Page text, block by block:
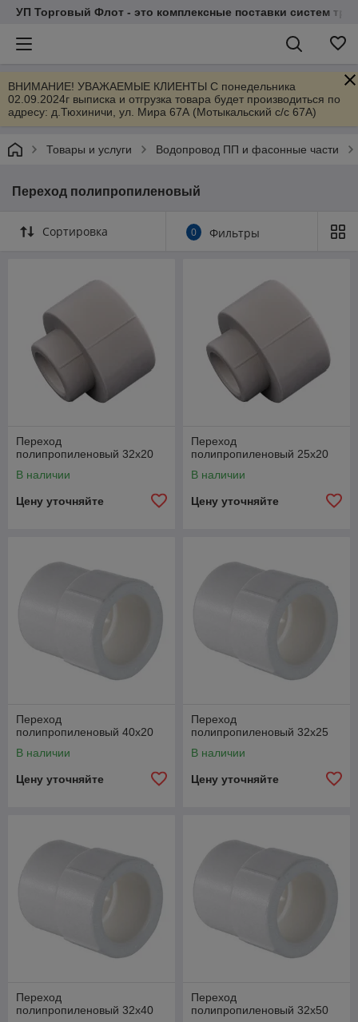
УП Торговый Флот - это комплексные поставки систем
ВНИМАНИЕ! УВАЖАЕМЫЕ КЛИЕНТЫ С понедельника
02.09.2024г выписка и отгрузка товара будет производиться по
адресу: д.Тюхиничи, ул. Мира 67А (Мотыкальский с/с 67А)
Товары и услуги Водопровод ПП и фасонные части
Переход полипропиленовый
Сортировка 0 Фильтры
Переход
полипропиленовый 32х20
В наличии
Цену уточняйте
Переход
полипропиленовый 25х20
В наличии
Цену уточняйте
Переход
полипропиленовый 40х20
В наличии
Цену уточняйте
Переход
полипропиленовый 32х25
В наличии
Цену уточняйте
Переход
полипропиленовый 32х40
Переход
полипропиленовый 32х50